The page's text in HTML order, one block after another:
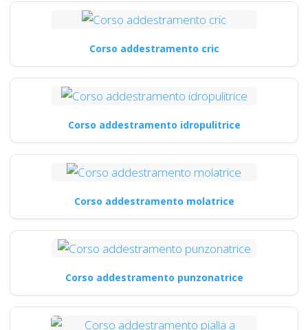
Corso addestramento cric
Corso addestramento idropulitrice
Corso addestramento molatrice
Corso addestramento punzonatrice